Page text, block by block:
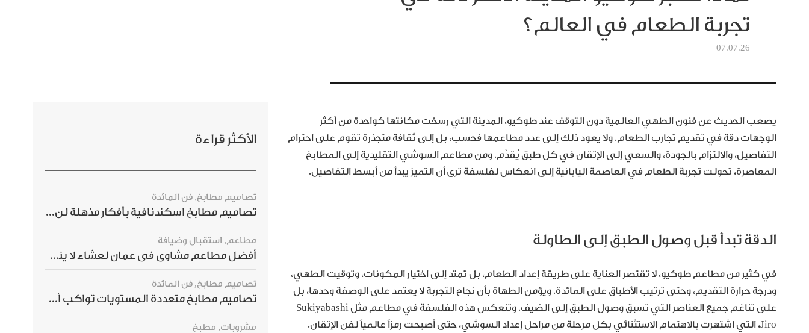
تجربة الطعام في العالم؟
07.07.26
يصعب الحديث عن فنون الطهي العالمية دون التوقف عند طوكيو، المدينة التي رسخت مكانتها كواحدة من أكثر
الوجهات دقة في تقديم تجارب الطعام. ولا يعود ذلك إلى عدد مطاعمها فحسب، بل إلى ثقافة متجذرة تقوم على احترام
التفاصيل، والالتزام بالجودة، والسعي إلى الإتقان في كل طبق يُقدَّم. ومن مطاعم السوشي التقليدية إلى المطابخ
المعاصرة، تحولت تجربة الطعام في العاصمة اليابانية إلى انعكاس لفلسفة ترى أن التميز يبدأ من أبسط التفاصيل.
الدقة تبدأ قبل وصول الطبق إلى الطاولة
في كثير من مطاعم طوكيو، لا تقتصر العناية على طريقة إعداد الطعام، بل تمتد إلى اختيار المكونات، وتوقيت الطهي،
ودرجة حرارة التقديم، وحتى ترتيب الأطباق على المائدة. ويؤمن الطهاة بأن نجاح التجربة لا يعتمد على الوصفة وحدها، بل
على تناغم جميع العناصر التي تسبق وصول الطبق إلى الضيف. وتنعكس هذه الفلسفة في مطاعم مثل Sukiyabashi
Jiro، التي اشتهرت بالاهتمام الاستثنائي بكل مرحلة من مراحل إعداد السوشي، حتى أصبحت رمزاً عالمياً لفن الإتقان.
الأكثر قراءة
تصاميم مطابخ, فن المائدة
تصاميم مطابخ اسكندنافية بأفكار مذهلة لن ترغبي بتفويتها
مطاعم, استقبال وضيافة
أفضل مطاعم مشاوي في عمان لعشاء لا ينسى
تصاميم مطابخ, فن المائدة
تصاميم مطابخ متعددة المستويات تواكب أحدث صيحات الديكور العالمي
مشروبات, مطبخ